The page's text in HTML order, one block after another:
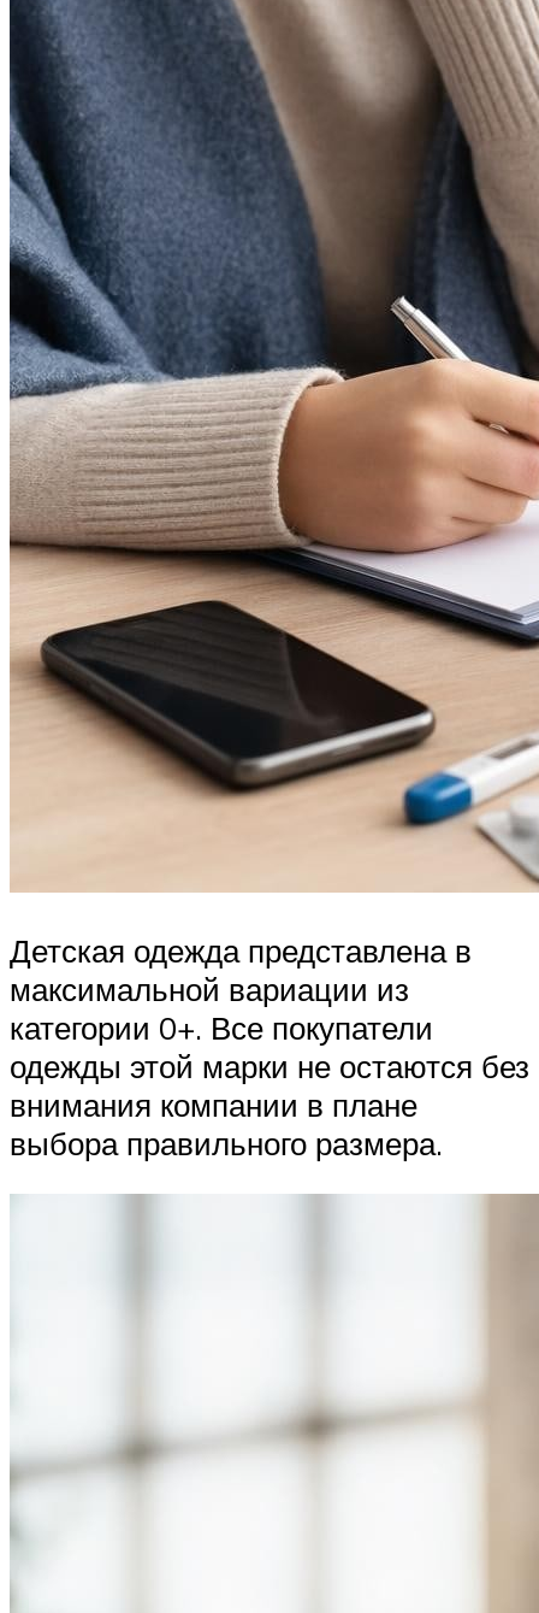
Детская одежда представлена в
максимальной вариации из
категории 0+. Все покупатели
одежды этой марки не остаются без
внимания компании в плане
выбора правильного размера.